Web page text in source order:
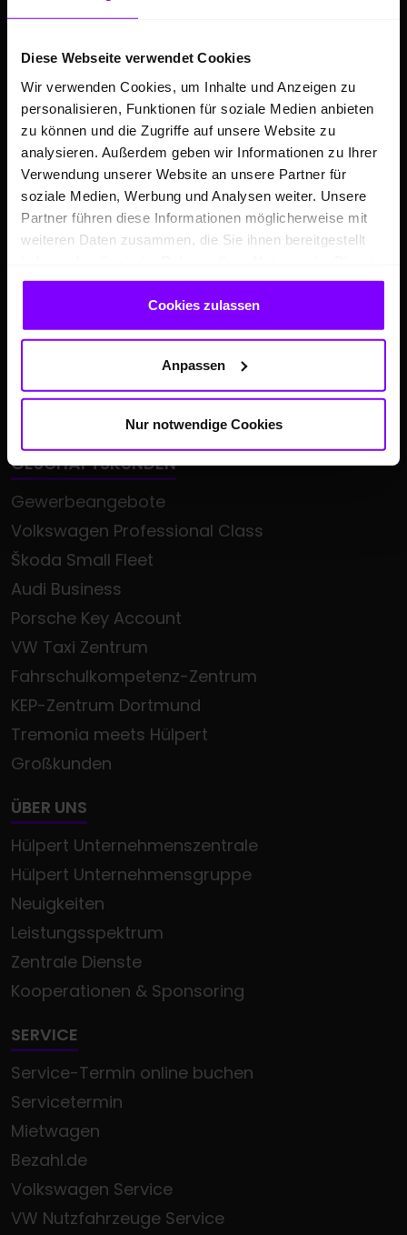
Diese Webseite verwendet Cookies
Wir verwenden Cookies, um Inhalte und Anzeigen zu
personalisieren, Funktionen für soziale Medien anbieten
zu können und die Zugriffe auf unsere Website zu
analysieren. Außerdem geben wir Informationen zu Ihrer
Verwendung unserer Website an unsere Partner für
soziale Medien, Werbung und Analysen weiter. Unsere
Partner führen diese Informationen möglicherweise mit
weiteren Daten zusammen, die Sie ihnen bereitgestellt
gesammelt haben.
Cookies zulassen
Anpassen
Nur notwendige Cookies
Klimaanlagen-Service inkl. Urlaubscheck
Audi Angebote
Škoda Angebote
Seat Angebote
Cupra Angebote
Volkswagen Nutzfahrzeuge Angebote
Hülpert kauft Ihr Auto
Sonderzielgruppen Angebote
Gebrauchtwagen
Saisonale Sonderangebote
Kleinwagen
GESCHÄFTSKUNDEN
Gewerbeangebote
Volkswagen Professional Class
Škoda Small Fleet
Audi Business
Porsche Key Account
VW Taxi Zentrum
Fahrschulkompetenz-Zentrum
KEP-Zentrum Dortmund
Tremonia meets Hülpert
Großkunden
ÜBER UNS
Hülpert Unternehmenszentrale
Hülpert Unternehmensgruppe
Neuigkeiten
Leistungsspektrum
Zentrale Dienste
Kooperationen & Sponsoring
SERVICE
Service-Termin online buchen
Servicetermin
Mietwagen
Bezahl.de
Volkswagen Service
VW Nutzfahrzeuge Service